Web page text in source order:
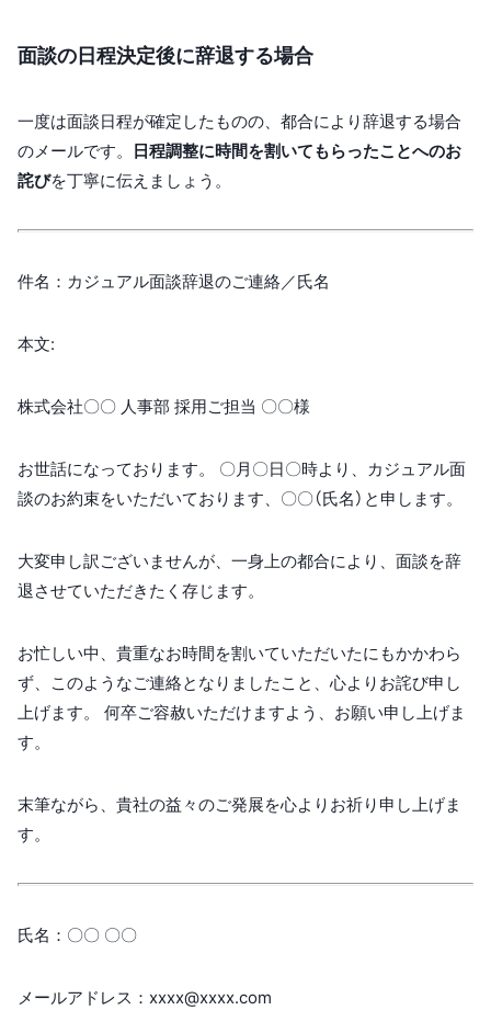
面談の日程決定後に辞退する場合
一度は面談日程が確定したものの、都合により辞退する場合
のメールです。
日程調整に時間を割いてもらったことへのお
詫びを丁寧に伝えましょう。
件名：カジュアル面談辞退のご連絡／氏名
本文:
株式会社〇〇 人事部 採用ご担当 〇〇様
お世話になっております。 〇月〇日〇時より、カジュアル面
談のお約束をいただいております、〇〇（氏名）と申します。
大変申し訳ございませんが、一身上の都合により、面談を辞
退させていただきたく存じます。
お忙しい中、貴重なお時間を割いていただいたにもかかわら
ず、このようなご連絡となりましたこと、心よりお詫び申し
上げます。 何卒ご容赦いただけますよう、お願い申し上げま
す。
末筆ながら、貴社の益々のご発展を心よりお祈り申し上げま
す。
氏名：〇〇 〇〇
メールアドレス：xxxx@xxxx.com